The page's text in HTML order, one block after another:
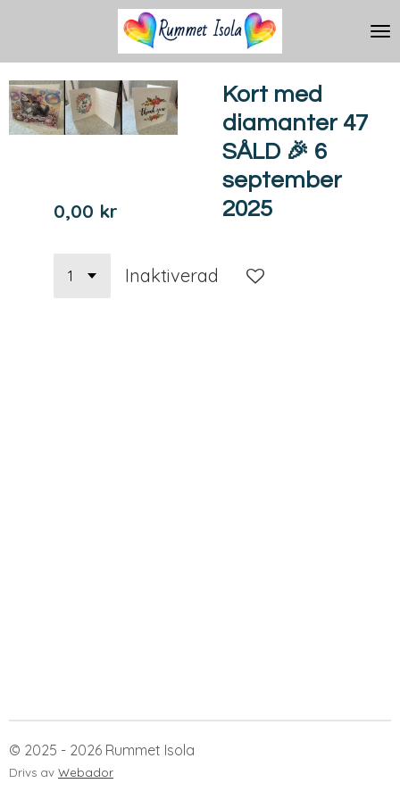
huvudinnehållet
Kort med
diamanter 47
SÅLD 🎉 6
september
2025
0,00 kr
Inaktiverad
© 2025 - 2026 Rummet Isola
Drivs av Webador